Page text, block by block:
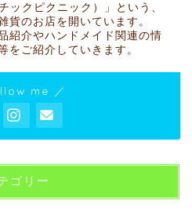
ックピクニック）」という、
貨のお店を開いています。
紹介やハンドメイド関連の情
をご紹介していきます。
me ／
ゴリー